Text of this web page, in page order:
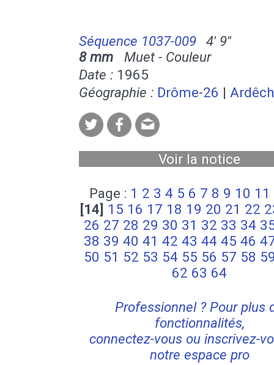
Séquence 1037-009
4' 9''
8 mm Muet - Couleur
Date : 1965
Géographie : Drôme-26 |
Voir la notice
Page : 1 2 3 4 5 6 7 8 9 10 11
[14] 15 16 17 18 19 20 21 22
26 27 28 29 30 31 32 33 34
38 39 40 41 42 43 44 45 46
50 51 52 53 54 55 56 57 58
62 63 64
Professionnel ? Pour plus
fonctionnalités,
connectez-vous ou inscrivez-
notre espace pro